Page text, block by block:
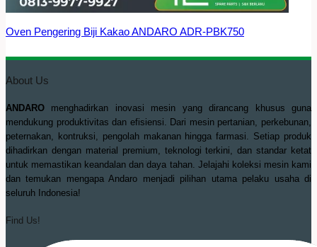
Oven Pengering Biji Kakao ANDARO ADR-PBK750
About Us
ANDARO menghadirkan inovasi mesin yang dirancang khusus guna
mendukung produktivitas dan efisiensi. Dari mesin pertanian, perkebunan,
peternakan, kontruksi, pengolah makanan hingga farmasi. Setiap produk
dihadirkan dengan material premium, teknologi terkini, dan standar ketat
untuk memastikan keandalan dan daya tahan. Jelajahi koleksi mesin kami
dan temukan mengapa Andaro menjadi pilihan utama pelaku usaha di
seluruh Indonesia!
Find Us!